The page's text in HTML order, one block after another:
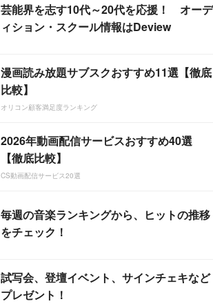
芸能界を志す10代～20代を応援！ オーデ
ィション・スクール情報はDeview
漫画読み放題サブスクおすすめ11選【徹底
比較】
オリコン顧客満足度ランキング
2026年動画配信サービスおすすめ40選
【徹底比較】
CS動画配信サービス20選
毎週の音楽ランキングから、ヒットの推移
をチェック！
試写会、登壇イベント、サインチェキなど
プレゼント！